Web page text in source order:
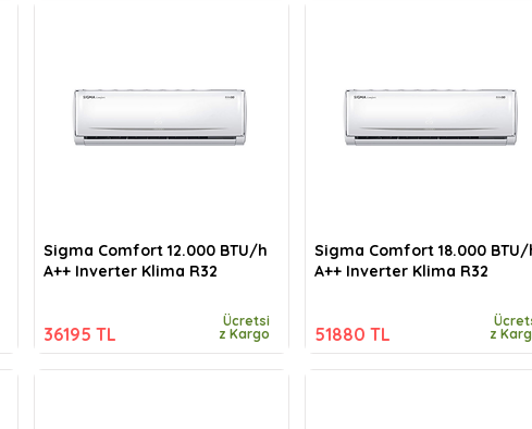
Sigma Comfort 12.000 BTU/h
A++ Inverter Klima R32
36195 TL
Ücretsi
z Kargo
Sigma Comfort 18.000 BTU/
A++ Inverter Klima R32
51880 TL
z